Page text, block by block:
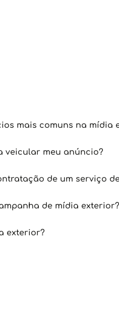
mais comuns na mídia
veicular meu anúncio?
de um serviço
de mídia exterior?
exterior?